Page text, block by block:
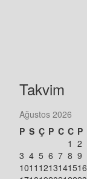
Takvim
Ağustos 2026
P S Ç P C C P
1 2
3 4 5 6 7 8 9
1011 1213141516